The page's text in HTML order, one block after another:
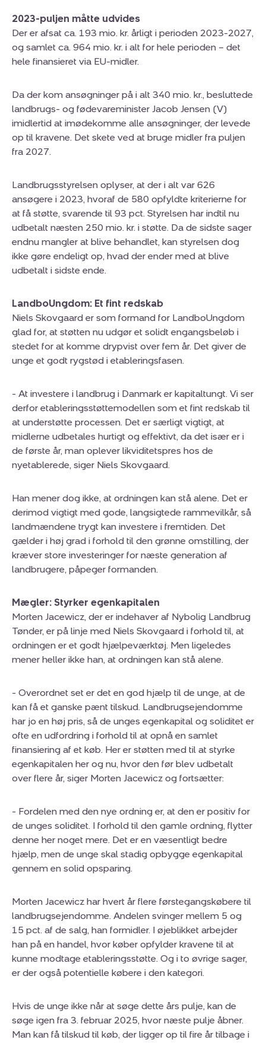
2023-puljen måtte udvides
Der er afsat ca. 193 mio. kr. årligt i perioden 2023-2027,
og samlet ca. 964 mio. kr. i alt for hele perioden – det
hele finansieret via EU-midler.
Da der kom ansøgninger på i alt 340 mio. kr., besluttede
landbrugs- og fødevareminister Jacob Jensen (V)
imidlertid at imødekomme alle ansøgninger, der levede
op til kravene. Det skete ved at bruge midler fra puljen
fra 2027.
Landbrugsstyrelsen oplyser, at der i alt var 626
ansøgere i 2023, hvoraf de 580 opfyldte kriterierne for
at få støtte, svarende til 93 pct. Styrelsen har indtil nu
udbetalt næsten 250 mio. kr. i støtte. Da de sidste sager
endnu mangler at blive behandlet, kan styrelsen dog
ikke gøre endeligt op, hvad der ender med at blive
udbetalt i sidste ende.
LandboUngdom: Et fint redskab
Niels Skovgaard er som formand for LandboUngdom
glad for, at støtten nu udgør et solidt engangsbeløb i
stedet for at komme drypvist over fem år. Det giver de
unge et godt rygstød i etableringsfasen.
- At investere i landbrug i Danmark er kapitaltungt. Vi ser
derfor etableringsstøttemodellen som et fint redskab til
at understøtte processen. Det er særligt vigtigt, at
midlerne udbetales hurtigt og effektivt, da det især er i
de første år, man oplever likviditetspres hos de
nyetablerede, siger Niels Skovgaard.
Han mener dog ikke, at ordningen kan stå alene. Det er
derimod vigtigt med gode, langsigtede rammevilkår, så
landmændene trygt kan investere i fremtiden. Det
gælder i høj grad i forhold til den grønne omstilling, der
kræver store investeringer for næste generation af
landbrugere, påpeger formanden.
Mægler: Styrker egenkapitalen
Morten Jacewicz, der er indehaver af Nybolig Landbrug
Tønder, er på linje med Niels Skovgaard i forhold til, at
ordningen er et godt hjælpeværktøj. Men ligeledes
mener heller ikke han, at ordningen kan stå alene.
- Overordnet set er det en god hjælp til de unge, at de
kan få et ganske pænt tilskud. Landbrugsejendomme
har jo en høj pris, så de unges egenkapital og soliditet er
ofte en udfordring i forhold til at opnå en samlet
finansiering af et køb. Her er støtten med til at styrke
egenkapitalen her og nu, hvor den før blev udbetalt
over flere år, siger Morten Jacewicz og fortsætter:
- Fordelen med den nye ordning er, at den er positiv for
de unges soliditet. I forhold til den gamle ordning, flytter
denne her noget mere. Det er en væsentligt bedre
hjælp, men de unge skal stadig opbygge egenkapital
gennem en solid opsparing.
Morten Jacewicz har hvert år flere førstegangskøbere til
landbrugsejendomme. Andelen svinger mellem 5 og
15 pct. af de salg, han formidler. I øjeblikket arbejder
han på en handel, hvor køber opfylder kravene til at
kunne modtage etableringsstøtte. Og i to øvrige sager,
er der også potentielle købere i den kategori.
Hvis de unge ikke når at søge dette års pulje, kan de
søge igen fra 3. februar 2025, hvor næste pulje åbner.
Man kan få tilskud til køb, der ligger op til fire år tilbage i